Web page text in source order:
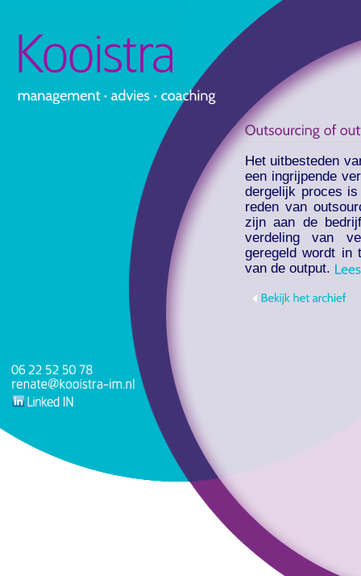
Het uitbesteden
een ingrijpende
dergelijk proces
reden van
zijn aan de
verdeling van
geregeld wordt in
van de output.